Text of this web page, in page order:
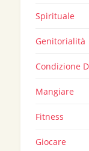
Spirituale
Genitorialità
Condizione
Mangiare
Fitness
Giocare